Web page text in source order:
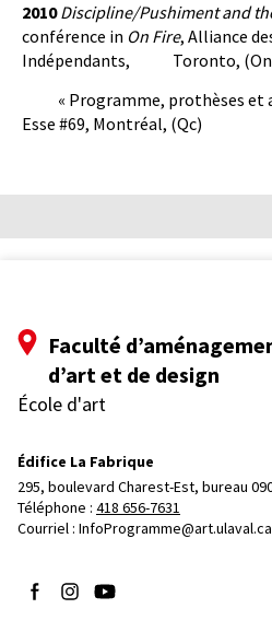
2010Discipline/Pushiment and
conférence in On Fire, Alliance
Indépendants, Toronto,
« Programme, prothèses
Esse #69, Montréal, (Qc)
Faculté
d’art et de design
École d'art
Édifice La Fabrique
295, boulevard Charest-Est, bureau
Téléphone : 418 656-7631
Courriel : InfoProgramme@art.ulaval.ca
Suivez-nous sur Facebook
Suivez-nous sur Instagram
Suivez-nous sur YouTube